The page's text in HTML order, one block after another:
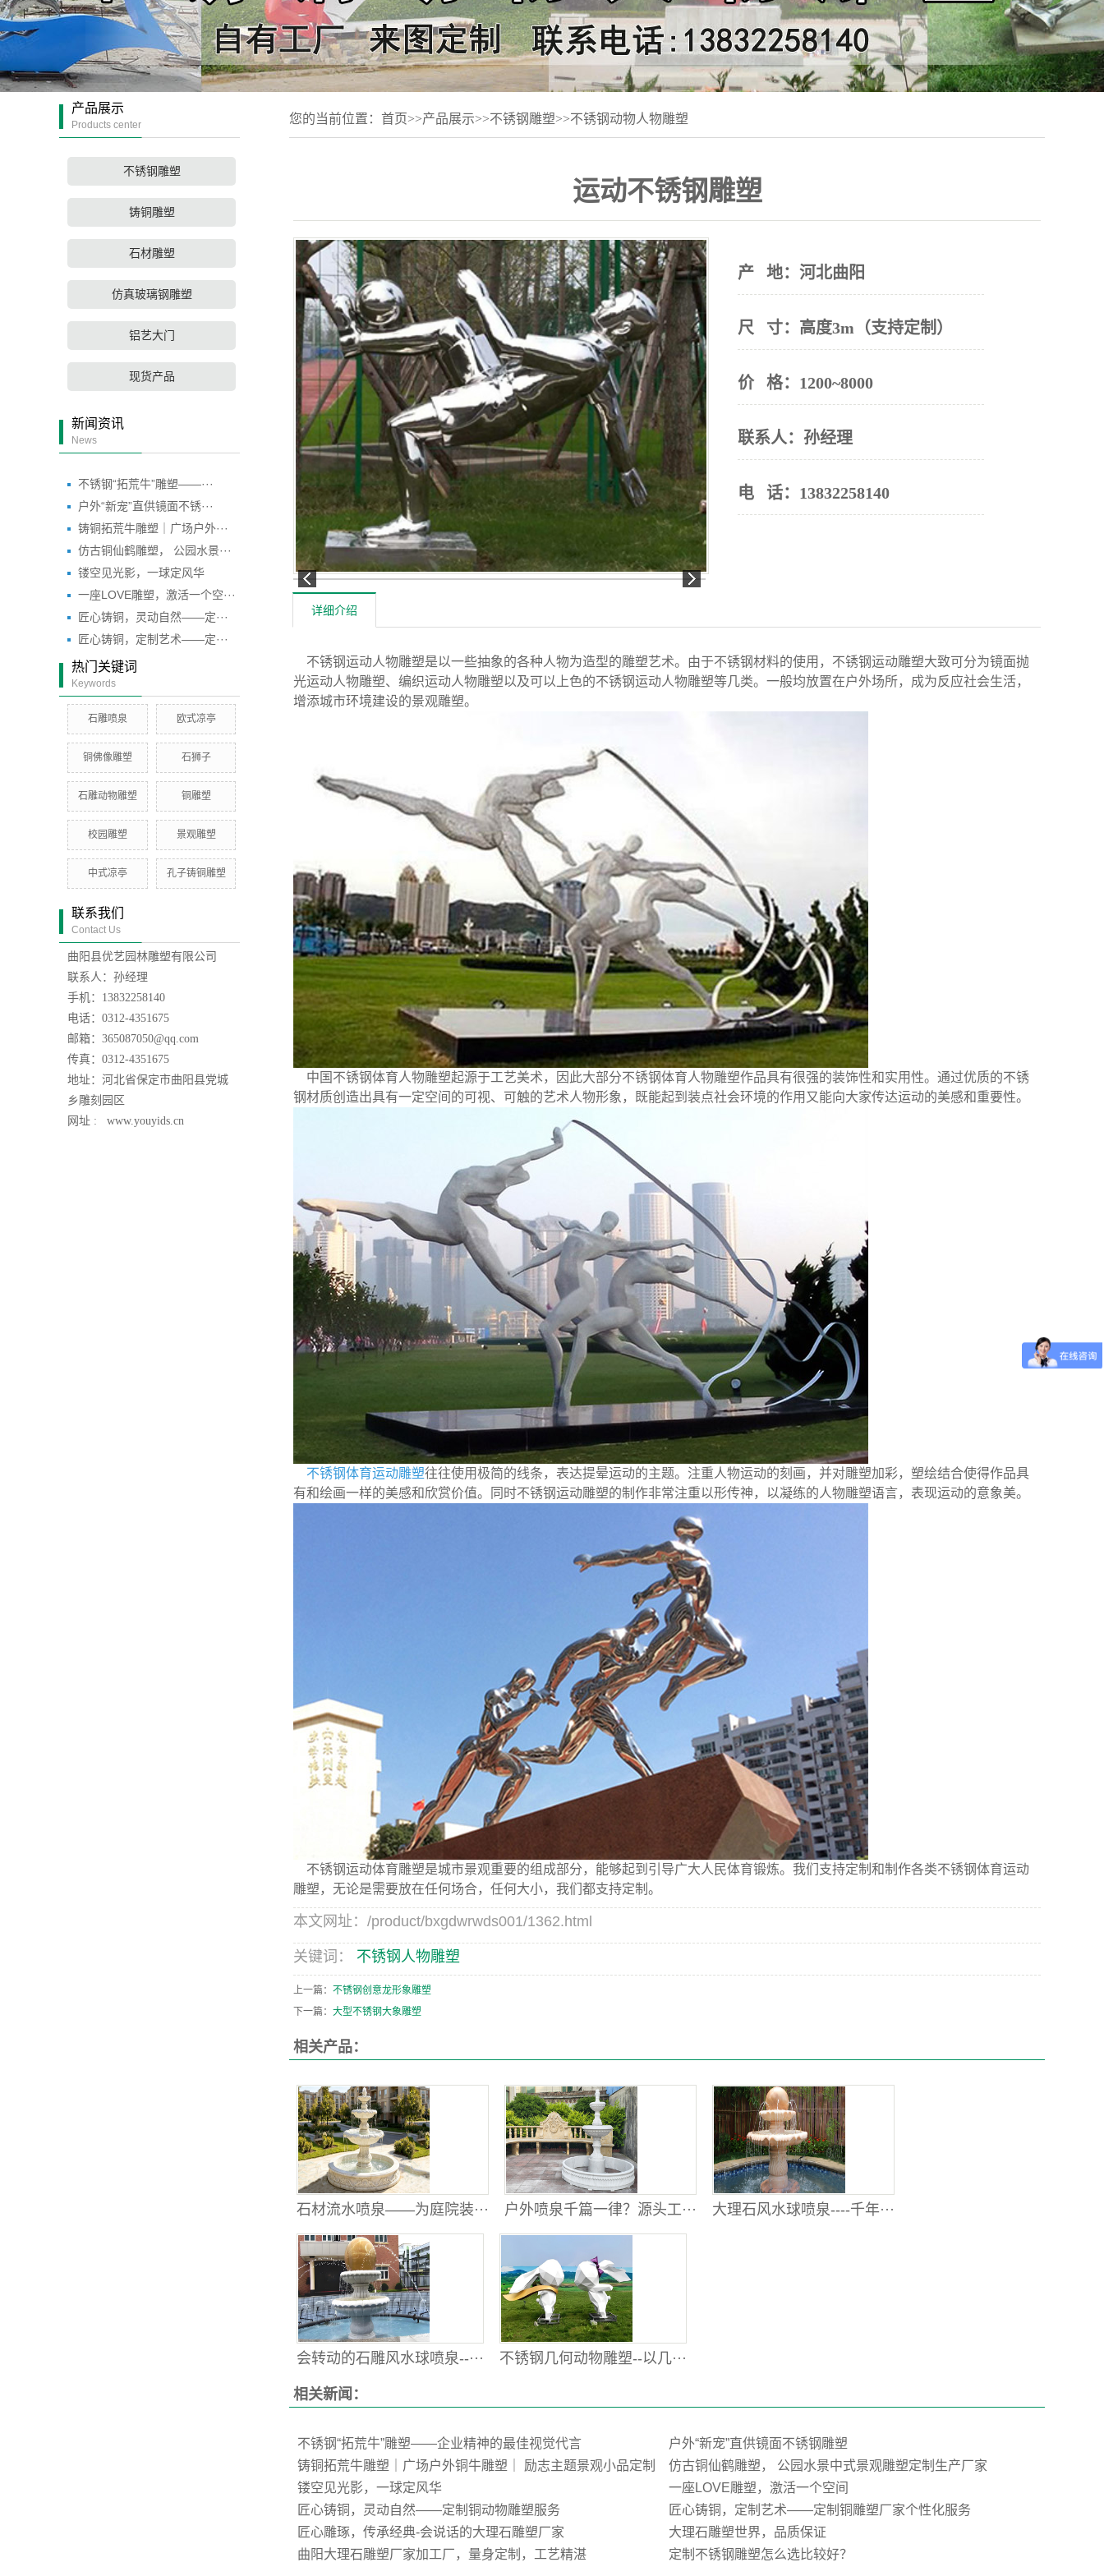
产品展示
Products center
不锈钢雕塑
铸铜雕塑
石材雕塑
仿真玻璃钢雕塑
铝艺大门
现货产品
新闻资讯
News
不锈钢“拓荒牛”雕塑——···
户外“新宠”直供镜面不锈···
铸铜拓荒牛雕塑｜广场户外···
仿古铜仙鹤雕塑， 公园水景···
镂空见光影，一球定风华
一座LOVE雕塑，激活一个空···
匠心铸铜，灵动自然——定···
匠心铸铜，定制艺术——定···
热门关键词
Keywords
石雕喷泉 欧式凉亭
铜佛像雕塑 石狮子
石雕动物雕塑 铜雕塑
校园雕塑 景观雕塑
中式凉亭 孔子铸铜雕塑
联系我们
Contact Us
曲阳县优艺园林雕塑有限公司
联系人：孙经理
手机：13832258140
电话：0312-4351675
邮箱：365087050@qq.com
传真：0312-4351675
地址：河北省保定市曲阳县党城
乡雕刻园区
网址 : www.youyids.cn
您的当前位置： 首页>>产品展示>>不锈钢雕塑>>不锈钢动物人物雕塑
运动不锈钢雕塑
产 地： 河北曲阳
尺 寸： 高度3m（支持定制）
价 格： 1200~8000
联系人： 孙经理
电 话： 13832258140
详细介绍
不锈钢运动人物雕塑是以一些抽象的各种人物为造型的雕塑艺术。由于不锈钢材料的使用，不锈钢运动雕塑大致可分为镜面抛
光运动人物雕塑、编织运动人物雕塑以及可以上色的不锈钢运动人物雕塑等几类。一般均放置在户外场所，成为反应社会生活，
增添城市环境建设的景观雕塑。
中国不锈钢体育人物雕塑起源于工艺美术，因此大部分不锈钢体育人物雕塑作品具有很强的装饰性和实用性。通过优质的不锈
钢材质创造出具有一定空间的可视、可触的艺术人物形象，既能起到装点社会环境的作用又能向大家传达运动的美感和重要性。
不锈钢体育运动雕塑往往使用极简的线条，表达提晕运动的主题。注重人物运动的刻画，并对雕塑加彩，塑绘结合使得作品具
有和绘画一样的美感和欣赏价值。同时不锈钢运动雕塑的制作非常注重以形传神，以凝练的人物雕塑语言，表现运动的意象美。
不锈钢运动体育雕塑是城市景观重要的组成部分，能够起到引导广大人民体育锻炼。我们支持定制和制作各类不锈钢体育运动
雕塑，无论是需要放在任何场合，任何大小，我们都支持定制。
本文网址：/product/bxgdwrwds001/1362.html
关键词： 不锈钢人物雕塑
上一篇： 不锈钢创意龙形象雕塑
下一篇： 大型不锈钢大象雕塑
相关产品：
石材流水喷泉——为庭院装··· 户外喷泉千篇一律？源头工··· 大理石风水球喷泉----千年···
会转动的石雕风水球喷泉--··· 不锈钢几何动物雕塑--以几···
相关新闻：
不锈钢“拓荒牛”雕塑——企业精神的最佳视觉代言
户外“新宠”直供镜面不锈钢雕塑
铸铜拓荒牛雕塑｜广场户外铜牛雕塑｜ 励志主题景观小品定制
仿古铜仙鹤雕塑， 公园水景中式景观雕塑定制生产厂家
镂空见光影，一球定风华
一座LOVE雕塑，激活一个空间
匠心铸铜，灵动自然——定制铜动物雕塑服务
匠心铸铜，定制艺术——定制铜雕塑厂家个性化服务
匠心雕琢，传承经典-会说话的大理石雕塑厂家
大理石雕塑世界，品质保证
曲阳大理石雕塑厂家加工厂，量身定制，工艺精湛
定制不锈钢雕塑怎么选比较好？